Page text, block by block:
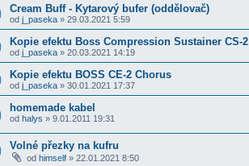
Cream Buff - Kytarový bufer (oddělovač)
od j_paseka » 29.03.2021 5:59
Kopie efektu Boss Compression Sustainer CS-2
od j_paseka » 20.03.2021 14:19
Kopie efektu BOSS CE-2 Chorus
od j_paseka » 30.01.2021 17:37
homemade kabel
od halys » 9.01.2011 19:31
Volné přezky na kufru
od himself » 22.01.2021 8:50